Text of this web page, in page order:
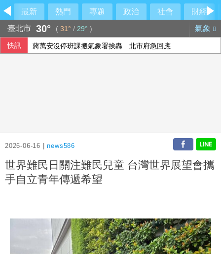
最新 熱門 專題 政治 社會
財經
臺北市 30° ( 31° / 29° ) 氣象
快訊 蔣萬安沒停班課搬氣象署挨轟 北市府急回應
2026-06-16 |news586
世界難民日關注難民兒童 台灣世界展望會攜
手自立青年傳遞希望